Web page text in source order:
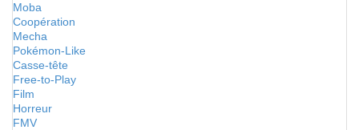
Moba
Coopération
Mecha
Pokémon-Like
Casse-tête
Free-to-Play
Film
Horreur
FMV